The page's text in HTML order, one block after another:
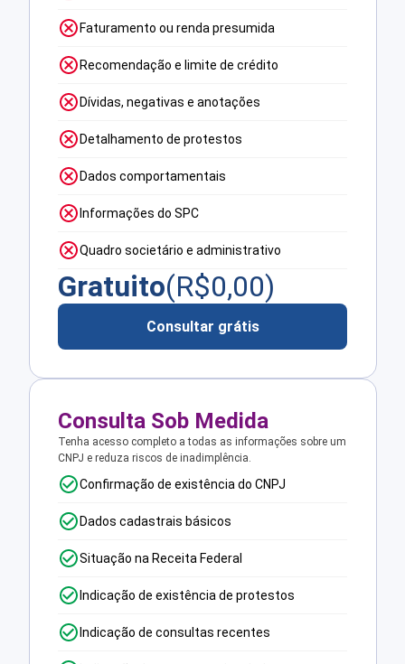
Faturamento ou renda presumida
Recomendação e limite de crédito
Dívidas, negativas e anotações
Detalhamento de protestos
Dados comportamentais
Informações do SPC
Quadro societário e administrativo
Gratuito(R$0,00)
Consultar grátis
Consulta Sob Medida
Tenha acesso completo a todas as informações sobre um
CNPJ e reduza riscos de inadimplência.
Confirmação de existência do CNPJ
Dados cadastrais básicos
Situação na Receita Federal
Indicação de existência de protestos
Indicação de consultas recentes